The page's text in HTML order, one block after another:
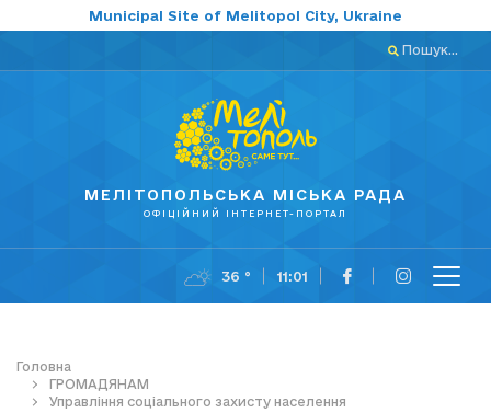
Municipal Site of Melitopol City, Ukraine
Пошук...
МЕЛІТОПОЛЬСЬКА МІСЬКА РАДА
ОФІЦІЙНИЙ ІНТЕРНЕТ-ПОРТАЛ
36 ° 11:01
Головна
ГРОМАДЯНАМ
Управління соціального захисту населення